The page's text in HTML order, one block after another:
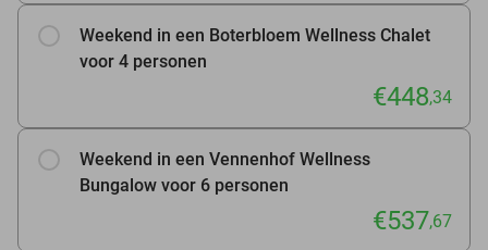
Weekend in een Boterbloem Wellness Chalet
voor 4 personen
€448,34
Weekend in een Vennenhof Wellness
Bungalow voor 6 personen
€537,67